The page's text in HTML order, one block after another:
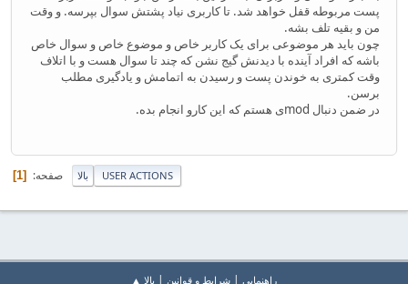
پست مربوطه قفل خواهد شد. تا کاربری نیاد پشتش سوال بپرسه. و وقت
من و بقیه تلف بشه.
چون باید هر موضوعی برای یک کاربر خاص و موضوع خاص و سوال خاص
باشه که افراد آینده با دیدنش گیج نشن که چند تا سوال هست و با اتلاف
وقت کمتری به خوندن پست و رسیدن به اتمامش و یادگیری مطلب
برسن.
در ضمن دنبال modی هستم که این کارو انجام بده.
بالا صفحه 1 USER ACTIONS
راهنمايي شرایط و قوانین بالا ▲